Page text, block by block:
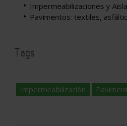
Impermeabilizaciones y
Pavimentos: textiles,
Tags
Impermeabilización